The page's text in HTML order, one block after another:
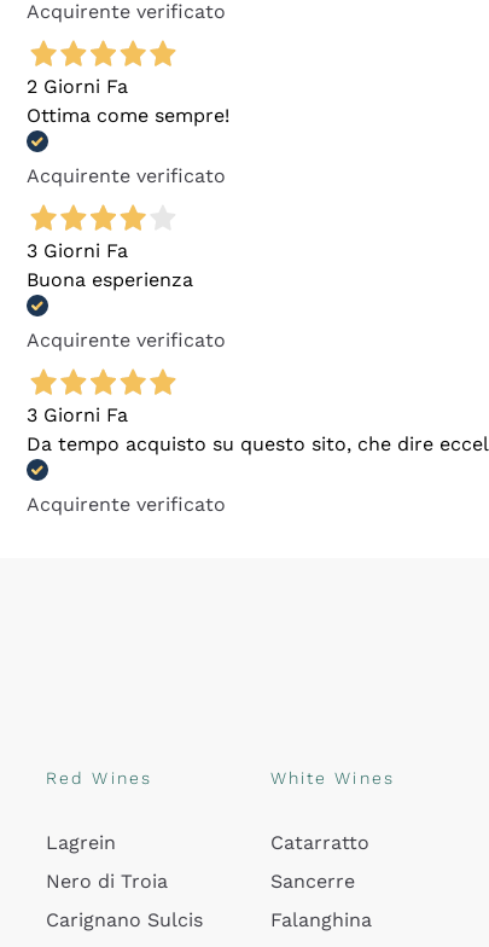
Acquirente verificato
2 Giorni Fa
Ottima come sempre!
Acquirente verificato
3 Giorni Fa
Buona esperienza
Acquirente verificato
3 Giorni Fa
Da tempo acquisto su questo sito, che dire
Acquirente verificato
Red Wines
Lagrein
Nero di Troia
Carignano Sulcis
White Wines
Catarratto
Sancerre
Falanghina